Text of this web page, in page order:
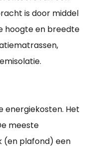
is door middel
hoogte en breedte
energiekosten. Het
meeste
(en plafond) een